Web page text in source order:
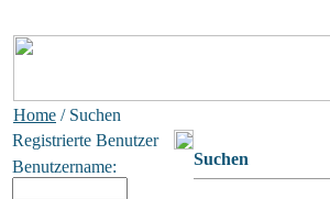
Home / Suchen
Registrierte Benutzer
Benutzername:
Suchen